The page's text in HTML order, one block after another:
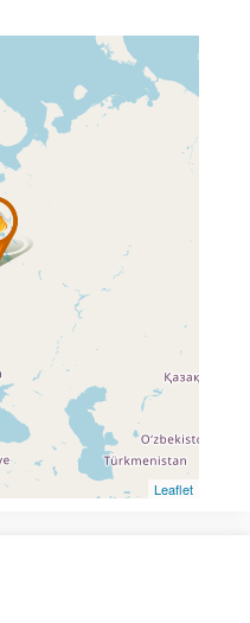
Leaflet